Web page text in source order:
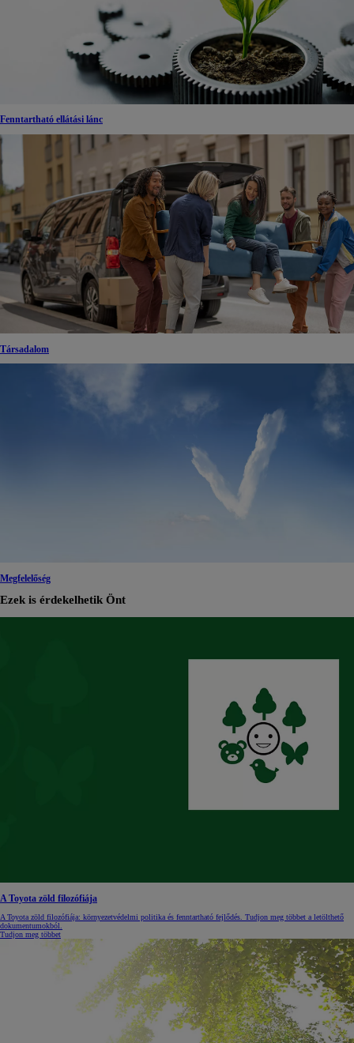
Fenntartható ellátási lánc
Társadalom
Megfelelőség
Ezek is érdekelhetik Önt
A Toyota zöld filozófiája
A Toyota zöld filozófiája: környezetvédelmi politika és fenntartható fejlődés. Tudjon meg többet a letölthető
dokumentumokból.
Tudjon meg többet